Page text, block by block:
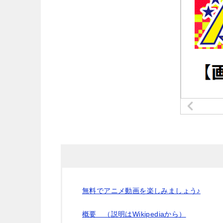
無料でアニメ動画を楽しみましょう♪
概要 （説明はWikipediaから）